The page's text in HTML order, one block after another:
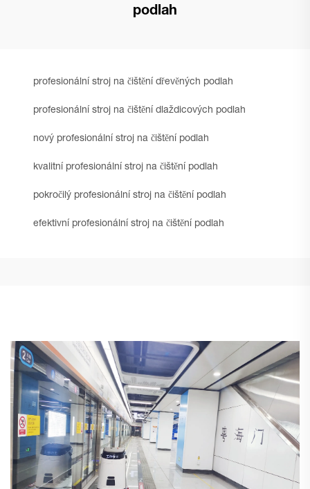
podlah
profesionální stroj na čištění dřevěných podlah
profesionální stroj na čištění dlaždicových podlah
nový profesionální stroj na čištění podlah
kvalitní profesionální stroj na čištění podlah
pokročilý profesionální stroj na čištění podlah
efektivní profesionální stroj na čištění podlah